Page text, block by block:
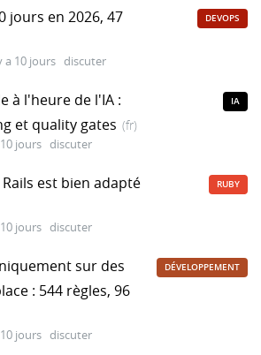
jours en 2026, 47
a 10 jours discuter
DEVOPS
à l'heure de l'IA :
et quality gates (fr)
jours discuter
IA
est bien adapté
jours discuter
RUBY
sur des
: 544 règles, 96
jours discuter
DÉVELOPPEMENT